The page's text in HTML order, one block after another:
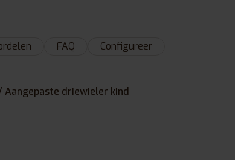
FAQ Configureer
Aangepaste driewieler kind